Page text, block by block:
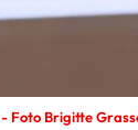
Foto Brigitte